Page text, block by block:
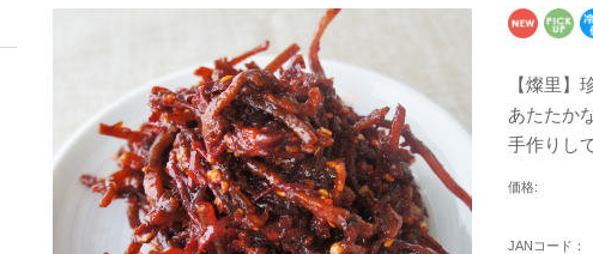
【燦里】
あたたか
手作りし
価格:
JANコード：